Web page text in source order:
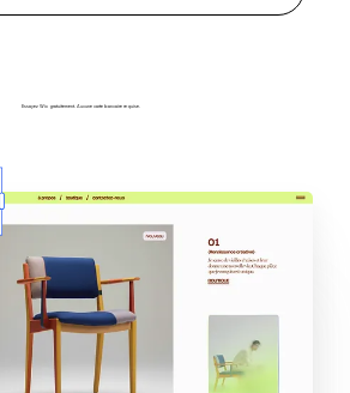
Essayez Wix gratuitement. Aucune carte bancaire requise.